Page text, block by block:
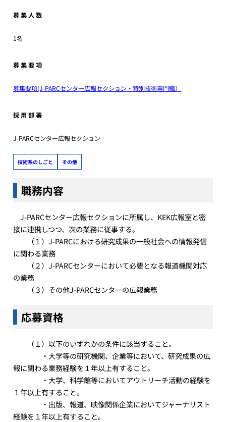
募 集 人 数
1名
募 集 要 項
募集要項(J-PARCセンター広報セクション・特別技術専門職）
採 用 部 署
J-PARCセンター広報セクション
技術系のしごと その他
職務内容
J-PARCセンター広報セクションに所属し、KEK広報室と密
接に連携しつつ、次の業務に従事する。
（１）J-PARCにおける研究成果の一般社会への情報発信
に関わる業務
（２）J-PARCセンターにおいて必要となる報道機関対応
の業務
（３）その他J-PARCセンターの広報業務
応募資格
（１）以下のいずれかの条件に該当すること。
・大学等の研究機関、企業等において、研究成果の広
報に関わる業務経験を１年以上有すること。
・大学、科学館等においてアウトリーチ活動の経験を
１年以上有すること。
・出版、報道、映像関係企業においてジャーナリスト
経験を１年以上有すること。